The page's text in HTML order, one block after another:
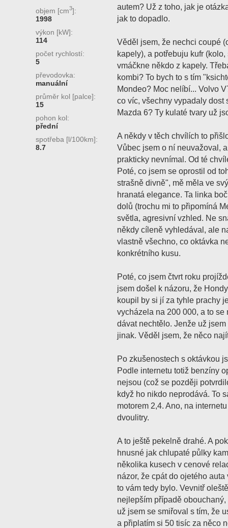
objem [cm3]:
1998
výkon [kW]:
114
počet rychlostí:
5
převodovka:
manuální
průměr kol [palce]:
15
pohon kol:
přední
spotřeba [l/100km]:
8.7
autem? Už z toho, jak je
jak to dopadlo.
Věděl jsem, že nechci coupé
kapely), a potřebuju kufr
vmáčkne někdo z kapely.
kombi? To bych to s tím
Mondeo? Moc nelíbí... Volvo
co víc, všechny vypadaly dost
Mazda 6? Ty kulaté tvary už
A někdy v těch chvílích to
Vůbec jsem o ní neuvažoval,
prakticky nevnímal. Od té
Poté, co jsem se oprostil od
strašně divně", mě měla ve
hranatá elegance. Ta linka
dolů (trochu mi to připomíná
světla, agresivní vzhled. Ne
někdy cíleně vyhledával, ale
vlastně všechno, co oktávka
konkrétního kusu.
Poté, co jsem čtvrt roku
jsem došel k názoru, že
koupil by si jí za tyhle prachy
vycházela na 200 000, a to se
dávat nechtělo. Jenže už
jinak. Věděl jsem, že něco
Po zkušenostech s oktávkou
Podle internetu totiž benzíny
nejsou (což se později
když ho nikdo neprodává. To
motorem 2,4. Ano, na
dvoulitry.
A to ještě pekelně drahé. A
hnusné jak chlupaté půlky
několika kusech v cenové
názor, že cpát do ojetého
to vám tedy bylo. Vevnitř
nejlepším případě
už jsem se smiřoval s tím, že
a připlatím si 50 tisíc za něco